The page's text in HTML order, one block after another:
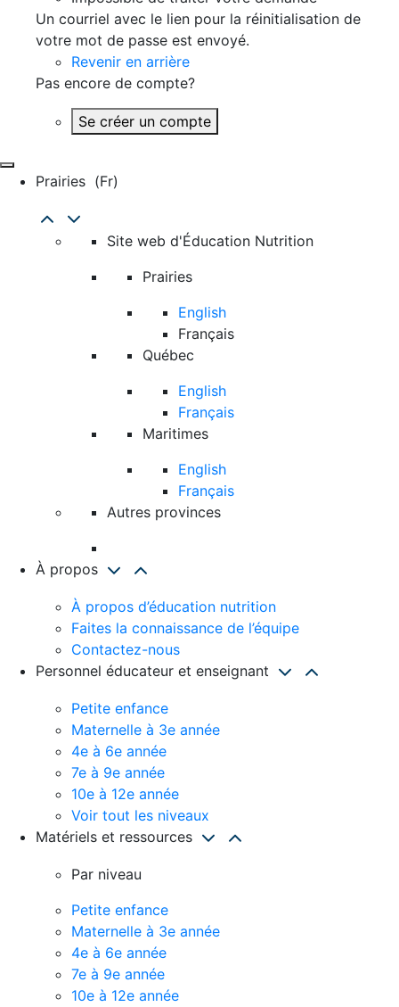
Un courriel avec le lien pour la réinitialisation de
votre mot de passe est envoyé.
Revenir en arrière
Pas encore de compte?
Se créer un compte
Prairies (fr)
Site web d'Éducation Nutrition
Prairies
English
Français
Québec
English
Français
Maritimes
English
Français
Autres provinces
À propos
À propos d’éducation nutrition
Faites la connaissance de l’équipe
Contactez-nous
Personnel éducateur et enseignant
Petite enfance
Maternelle à 3e année
4e à 6e année
7e à 9e année
10e à 12e année
Voir tout les niveaux
Matériels et ressources
Par niveau
Petite enfance
Maternelle à 3e année
4e à 6e année
7e à 9e année
10e à 12e année